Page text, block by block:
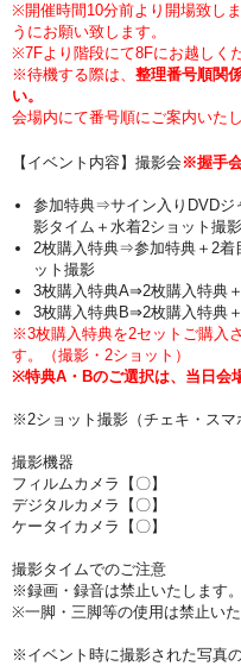
※開催時間10分前より開場致し
うにお願い致します。
※7Fより階段にて8Fにお越しく
※待機する際は、 整理番号順関
い。
会場内にて番号順にご案内いたし
【イベント内容】撮影会 ※握手
参加特典⇒サイン入りDVDジ
影タイム ＋水着2ショット撮影
2枚購入特典⇒参加特典 ＋2
ット撮影
3枚購入特典A⇒2枚購入特典
3枚購入特典B⇒2枚購入特典
※3枚購入特典を2セットご購入
す。（撮影・2ショット）
※特典A・Bのご選択は、当日会
※2ショット撮影（チェキ・スマ
撮影機器
フィルムカメラ【〇】
デジタルカメラ【〇】
ケータイカメラ【〇】
撮影タイムでのご注意
※録画・録音は禁止いたします。
※一脚・三脚等の使用は禁止いた
※イベント時に撮影された写真